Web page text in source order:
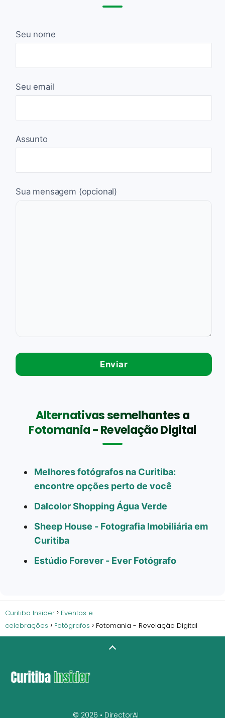
Seu nome
Seu email
Assunto
Sua mensagem (opcional)
Alternativas semelhantes a
Fotomania - Revelação Digital
Melhores fotógrafos na Curitiba:
encontre opções perto de você
Dalcolor Shopping Água Verde
Sheep House - Fotografia Imobiliária em
Curitiba
Estúdio Forever - Ever Fotógrafo
Curitiba Insider
Eventos e
celebrações
Fotógrafos Fotomania - Revelação Digital
© 2026 • DirectorAI